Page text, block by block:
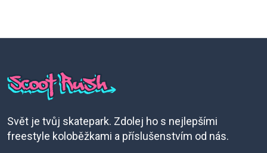
Svět je tvůj skatepark. Zdolej ho s nejlepšími
freestyle koloběžkami a příslušenstvím od nás.